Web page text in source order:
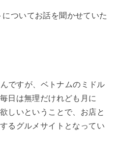
ついてお話を聞かせていた
ですが、ベトナムのミドル
日は無理だけれども月に
しいということで、お店と
るグルメサイトとなってい